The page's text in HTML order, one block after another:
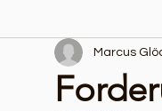
Marcus